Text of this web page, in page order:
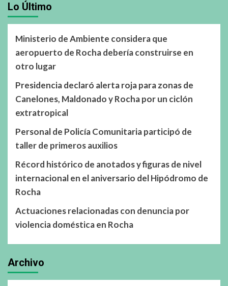
Lo Último
Ministerio de Ambiente considera que
aeropuerto de Rocha debería construirse en
otro lugar
Presidencia declaró alerta roja para zonas de
Canelones, Maldonado y Rocha por un ciclón
extratropical
Personal de Policía Comunitaria participó de
taller de primeros auxilios
Récord histórico de anotados y figuras de nivel
internacional en el aniversario del Hipódromo de
Rocha
Actuaciones relacionadas con denuncia por
violencia doméstica en Rocha
Archivo